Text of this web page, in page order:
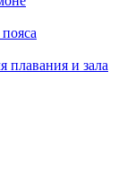
плавания и зала